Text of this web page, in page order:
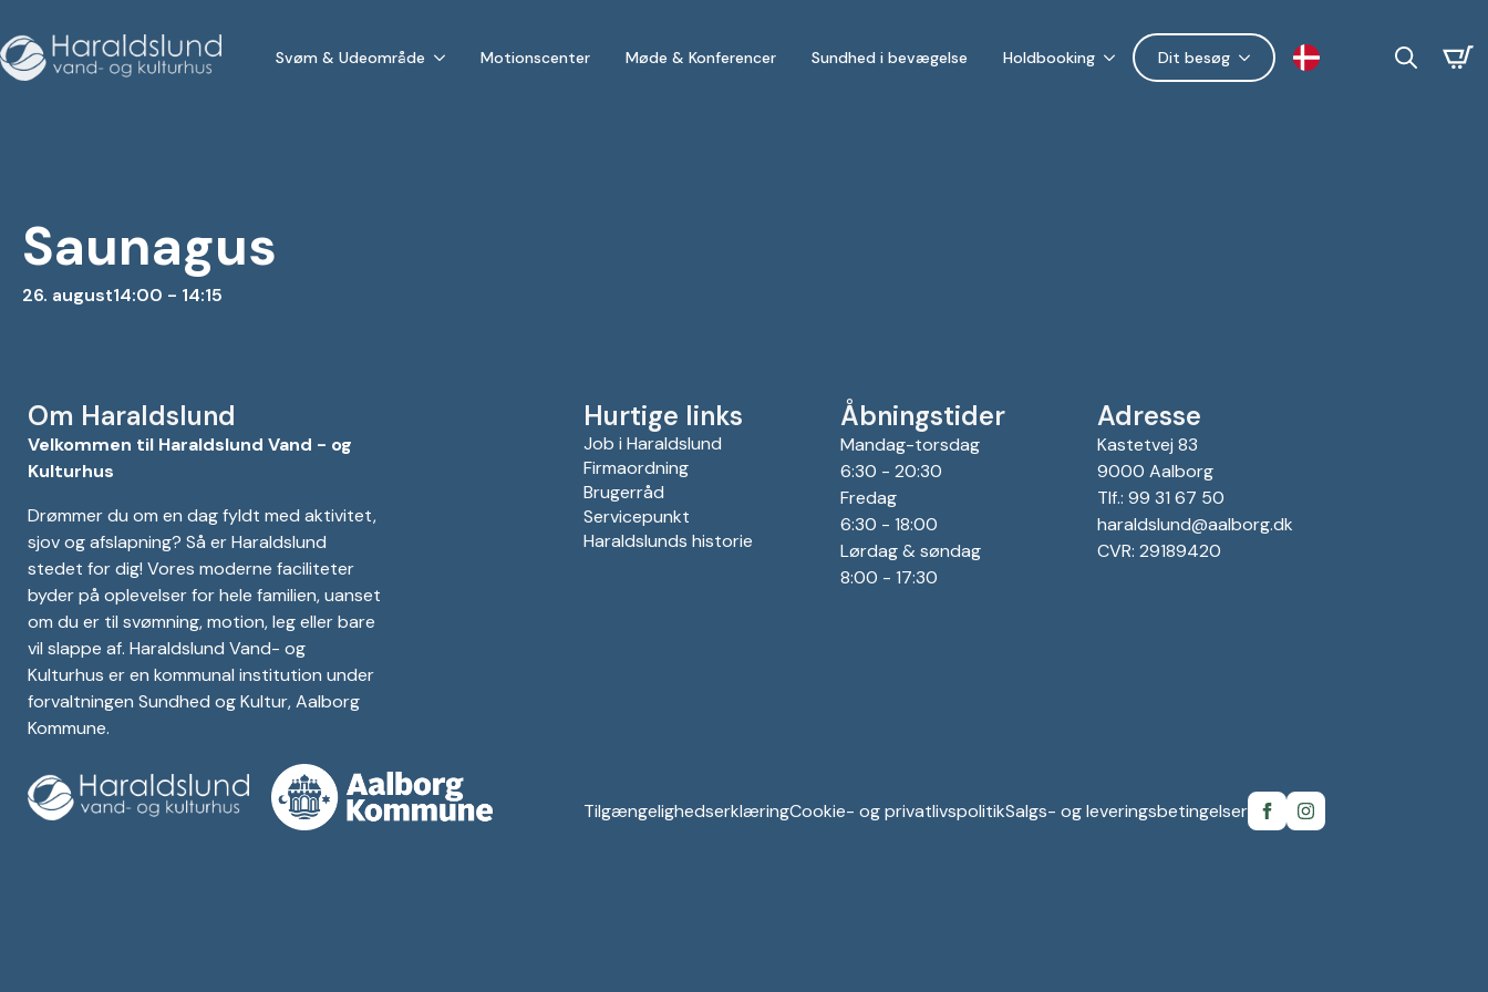
Svøm & Udeområde Motionscenter Møde & Konferencer Sundhed i bevægelse Holdbooking Dit besøg
Saunagus
26. august14:00 - 14:15
Om Haraldslund
Velkommen til Haraldslund Vand - og
Kulturhus
Drømmer du om en dag fyldt med aktivitet,
sjov og afslapning? Så er Haraldslund
stedet for dig! Vores moderne faciliteter
byder på oplevelser for hele familien, uanset
om du er til svømning, motion, leg eller bare
vil slappe af. Haraldslund Vand- og
Kulturhus er en kommunal institution under
forvaltningen Sundhed og Kultur, Aalborg
Kommune.
Hurtige links
Job i Haraldslund
Firmaordning
Brugerråd
Servicepunkt
Haraldslunds historie
Åbningstider
Mandag-torsdag
6:30 - 20:30
Fredag
6:30 - 18:00
Lørdag & søndag
8:00 - 17:30
Adresse
Kastetvej 83
9000 Aalborg
Tlf.: 99 31 67 50
haraldslund@aalborg.dk
CVR: 29189420
TilgængelighedserklæringCookie- og privatlivspolitikSalgs- og leveringsbetingelser